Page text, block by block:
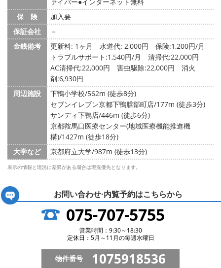
保 険
加入要
保証会社
－
金銭備考
更新料: 1ヶ月 水道代: 2,000円
保険:1,200円/月
トラブルサポート:1,540円/月 清掃代:22,000円
AC清掃代:22,000円 害虫駆除:22,000円 消火
剤:6,930円
周辺施設
下鴨小学校/562m (徒歩8分)
セブンイレブン京都下鴨膳部町店/177m (徒歩3分)
サンディ下鴨店/446m (徒歩6分)
京都鞍馬口医療センター(地域医療機能推進機
構)/1427m (徒歩18分)
大学など
京都府立大学/987m (徒歩13分)
表示の情報と現況に差異がある場合は現況優先となります。
お問い合わせ·内覧予約はこちらから
075-707-5755
営業時間：9:30～18:30
定休日：5月～11月の毎週水曜日
物件番号 1075918536